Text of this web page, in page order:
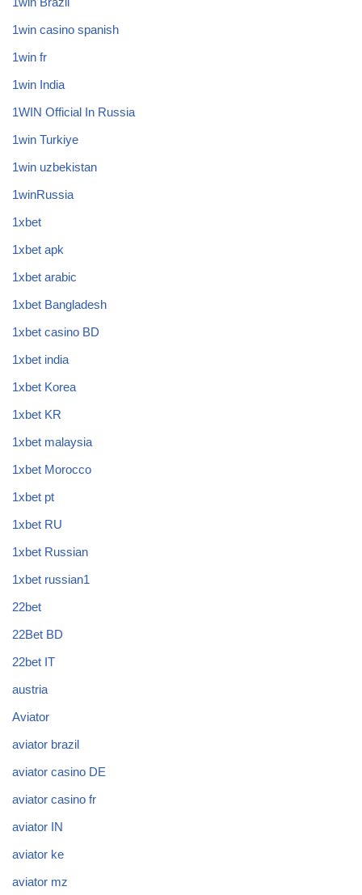
1win casino spanish
1win fr
1win India
1WIN Official In Russia
1win Turkiye
1win uzbekistan
1winRussia
1xbet
1xbet apk
1xbet arabic
1xbet Bangladesh
1xbet casino BD
1xbet india
1xbet Korea
1xbet KR
1xbet malaysia
1xbet Morocco
1xbet pt
1xbet RU
1xbet Russian
1xbet russian1
22bet
22Bet BD
22bet IT
austria
Aviator
aviator brazil
aviator casino DE
aviator casino fr
aviator IN
aviator ke
aviator mz